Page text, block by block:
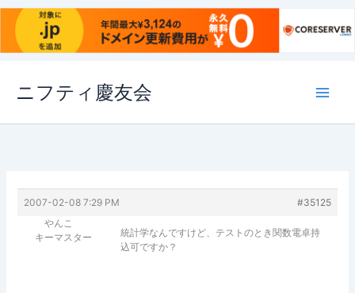
ス
ニフティ慶友会
2007-02-08 7:29 PM
#35125
やんこ
キーマスター
統計学なんですけど、テストのとき関数電卓持
込可ですか？